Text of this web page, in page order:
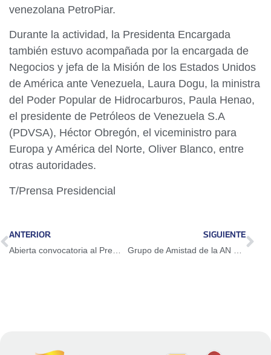
venezolana PetroPiar.
Durante la actividad, la Presidenta Encargada
también estuvo acompañada por la encargada de
Negocios y jefa de la Misión de los Estados Unidos
de América ante Venezuela, Laura Dogu, la ministra
del Poder Popular de Hidrocarburos, Paula Henao,
el presidente de Petróleos de Venezuela S.A
(PDVSA), Héctor Obregón, el viceministro para
Europa y América del Norte, Oliver Blanco, entre
otras autoridades.
T/Prensa Presidencial
ANTERIOR SIGUIENTE